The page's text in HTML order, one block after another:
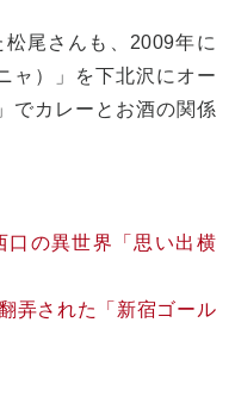
尾さんも、2009年に
ャ）」を下北沢にオー
でカレーとお酒の関係
口の異世界「思い出横
弄された「新宿ゴール